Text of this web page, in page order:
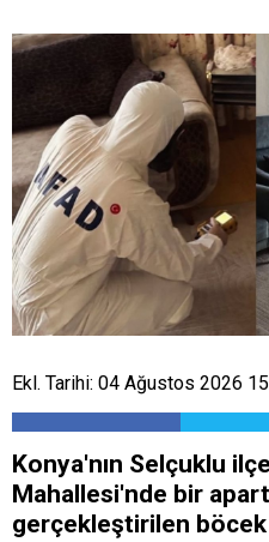
Ekl. Tarihi: 04 Ağustos 2026
Konya'nın Selçuklu
Mahallesi'nde bir
gerçekleştirilen böcek